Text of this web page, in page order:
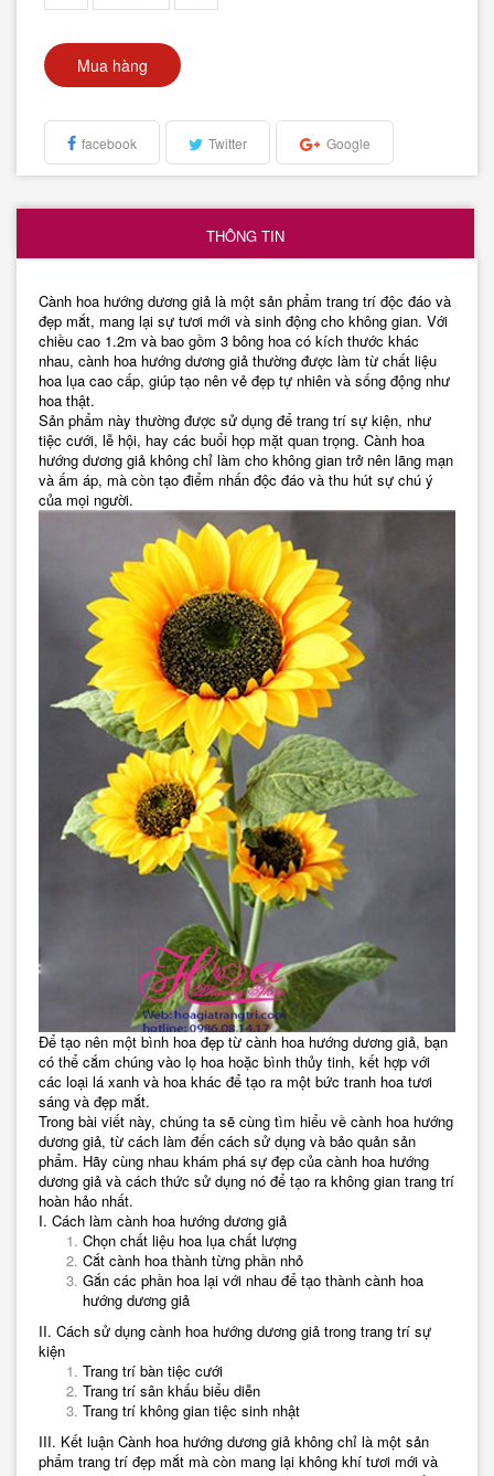
Mua hàng
facebook Twitter Google
THÔNG TIN
Cành hoa hướng dương giả là một sản phẩm trang trí độc đáo và
đẹp mắt, mang lại sự tươi mới và sinh động cho không gian. Với
chiều cao 1.2m và bao gồm 3 bông hoa có kích thước khác
nhau, cành hoa hướng dương giả thường được làm từ chất liệu
hoa lụa cao cấp, giúp tạo nên vẻ đẹp tự nhiên và sống động như
hoa thật.
Sản phẩm này thường được sử dụng để trang trí sự kiện, như
tiệc cưới, lễ hội, hay các buổi họp mặt quan trọng. Cành hoa
hướng dương giả không chỉ làm cho không gian trở nên lãng mạn
và ấm áp, mà còn tạo điểm nhấn độc đáo và thu hút sự chú ý
của mọi người.
Để tạo nên một bình hoa đẹp từ cành hoa hướng dương giả, bạn
có thể cắm chúng vào lọ hoa hoặc bình thủy tinh, kết hợp với
các loại lá xanh và hoa khác để tạo ra một bức tranh hoa tươi
sáng và đẹp mắt.
Trong bài viết này, chúng ta sẽ cùng tìm hiểu về cành hoa hướng
dương giả, từ cách làm đến cách sử dụng và bảo quản sản
phẩm. Hãy cùng nhau khám phá sự đẹp của cành hoa hướng
dương giả và cách thức sử dụng nó để tạo ra không gian trang trí
hoàn hảo nhất.
I. Cách làm cành hoa hướng dương giả
Chọn chất liệu hoa lụa chất lượng
Cắt cành hoa thành từng phần nhỏ
Gắn các phần hoa lại với nhau để tạo thành cành hoa
hướng dương giả
II. Cách sử dụng cành hoa hướng dương giả trong trang trí sự
kiện
Trang trí bàn tiệc cưới
Trang trí sân khấu biểu diễn
Trang trí không gian tiệc sinh nhật
III. Kết luận Cành hoa hướng dương giả không chỉ là một sản
phẩm trang trí đẹp mắt mà còn mang lại không khí tươi mới và